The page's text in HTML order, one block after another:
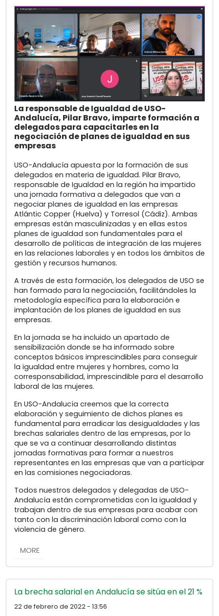
La responsable de Igualdad de USO-
Andalucía, Pilar Bravo, imparte formación a
delegados para capacitarles en la
negociación de planes de igualdad en sus
empresas
USO-Andalucía apuesta por la formación de sus
delegados en materia de igualdad. Pilar Bravo,
responsable de Igualdad en la región ha impartido
una jornada formativa a delegados que van a
negociar planes de igualdad en las empresas
Atlántic Copper (Huelva) y Torresol (Cádiz). Ambas
empresas están masculinizadas y en ellas estos
planes de igualdad son fundamentales para el
desarrollo de políticas de integración de las mujeres
en las relaciones laborales y en todos los ámbitos de
gestión y recursos humanos.
A través de esta formación, los delegados de USO se
han formado para la negociación, facilitándoles la
metodología específica para la elaboración e
implantación de los planes de igualdad en sus
empresas.
En la jornada se ha incluido un apartado de
sensibilización donde se ha informado sobre
conceptos básicos imprescindibles para conseguir
la igualdad entre mujeres y hombres, como la
corresponsabilidad, imprescindible para el desarrollo
laboral de las mujeres.
En USO-Andalucía creemos que la correcta
elaboración y seguimiento de dichos planes es
fundamental para erradicar las desigualdades y las
brechas salariales dentro de las empresas, por lo
que se va a continuar desarrollando distintas
jornadas formativas para formar a nuestros
representantes en las empresas que van a participar
en las comisiones negociadoras.
Todos nuestros delegados y delegadas de USO-
Andalucía están comprometidas con la igualdad y
trabajan dentro de sus empresas para acabar con
tanto con la discriminación laboral como con la
violencia de género.
MORE
La brecha salarial en Andalucía se sitúa en el 21 %
22 de febrero de 2022 - 13:56